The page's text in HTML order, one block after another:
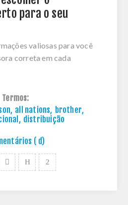
para o seu
valiosas para você
correta em cada
Termos:
, all nations, brother,
, distribuição
( d)